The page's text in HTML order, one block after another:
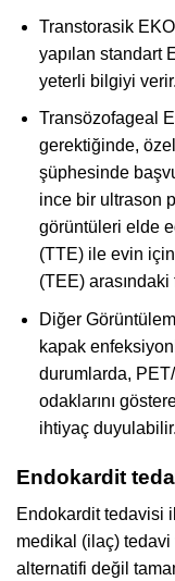
Transtorasik
yapılan standart
yeterli bilgiyi verir.
Transözofageal
gerektiğinde,
şüphesinde
ince bir ultrason
görüntüleri elde
(TTE) ile evin
(TEE)
Diğer
kapak
durumlarda,
odaklarını
ihtiyaç duyulabilir.
Endokardit
Endokardit tedavisi
medikal (ilaç)
alternatifi değil